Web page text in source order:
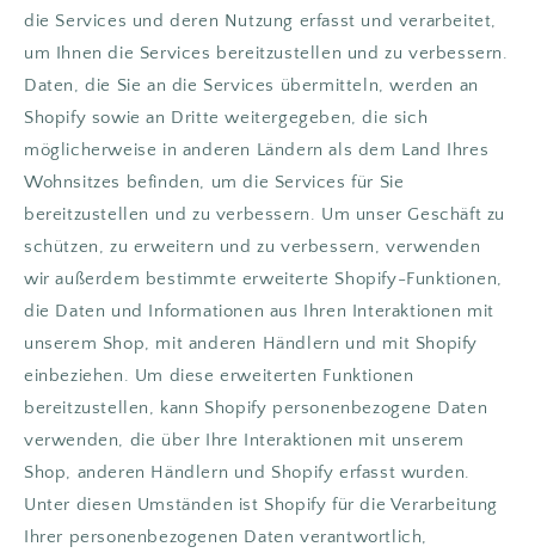
die Services und deren Nutzung erfasst und verarbeitet,
um Ihnen die Services bereitzustellen und zu verbessern.
Daten, die Sie an die Services übermitteln, werden an
Shopify sowie an Dritte weitergegeben, die sich
möglicherweise in anderen Ländern als dem Land Ihres
Wohnsitzes befinden, um die Services für Sie
bereitzustellen und zu verbessern. Um unser Geschäft zu
schützen, zu erweitern und zu verbessern, verwenden
wir außerdem bestimmte erweiterte Shopify-Funktionen,
die Daten und Informationen aus Ihren Interaktionen mit
unserem Shop, mit anderen Händlern und mit Shopify
einbeziehen. Um diese erweiterten Funktionen
bereitzustellen, kann Shopify personenbezogene Daten
verwenden, die über Ihre Interaktionen mit unserem
Shop, anderen Händlern und Shopify erfasst wurden.
Unter diesen Umständen ist Shopify für die Verarbeitung
Ihrer personenbezogenen Daten verantwortlich,